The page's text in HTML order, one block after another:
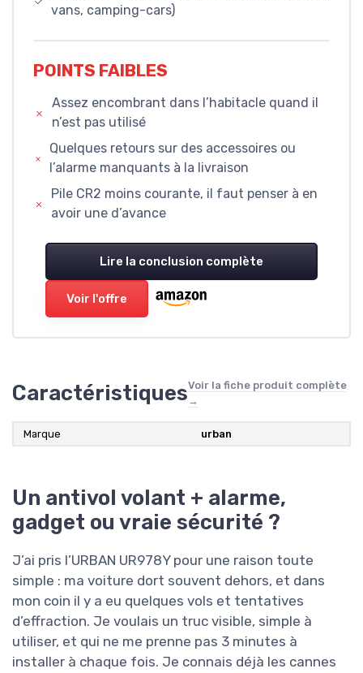
vans, camping-cars)
POINTS FAIBLES
Assez encombrant dans l’habitacle quand il
n’est pas utilisé
Quelques retours sur des accessoires ou
l’alarme manquants à la livraison
Pile CR2 moins courante, il faut penser à en
avoir une d’avance
Lire la conclusion complète
Voir l'offre
CaractéristiquesVoir la fiche produit complète
→
Marque urban
Un antivol volant + alarme,
gadget ou vraie sécurité ?
J’ai pris l’URBAN UR978Y pour une raison toute
simple : ma voiture dort souvent dehors, et dans
mon coin il y a eu quelques vols et tentatives
d’effraction. Je voulais un truc visible, simple à
utiliser, et qui ne me prenne pas 3 minutes à
installer à chaque fois. Je connais déjà les cannes